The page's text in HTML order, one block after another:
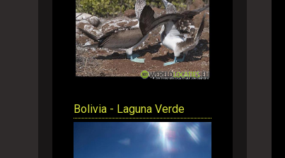
Bolivia - Laguna Verde